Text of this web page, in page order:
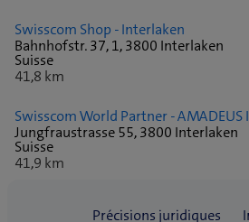
Swisscom Shop - Interlaken
Bahnhofstr. 37, 1, 3800 Interlaken
Suisse
41,8 km
Swisscom World Partner -
Jungfraustrasse 55, 3800 Interlaken
Suisse
41,9 km